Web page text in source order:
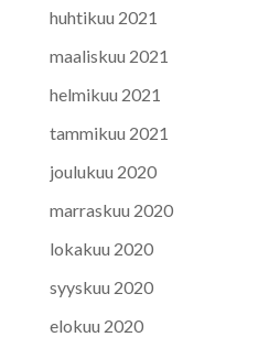
huhtikuu 2021
maaliskuu 2021
helmikuu 2021
tammikuu 2021
joulukuu 2020
marraskuu 2020
lokakuu 2020
syyskuu 2020
elokuu 2020